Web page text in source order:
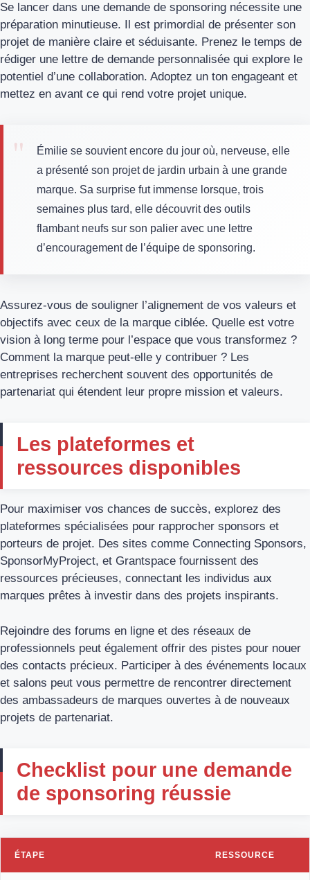
Se lancer dans une demande de sponsoring nécessite une
préparation minutieuse. Il est primordial de présenter son
projet de manière claire et séduisante. Prenez le temps de
rédiger une lettre de demande personnalisée qui explore le
potentiel d’une collaboration. Adoptez un ton engageant et
mettez en avant ce qui rend votre projet unique.
Émilie se souvient encore du jour où, nerveuse, elle
a présenté son projet de jardin urbain à une grande
marque. Sa surprise fut immense lorsque, trois
semaines plus tard, elle découvrit des outils
flambant neufs sur son palier avec une lettre
d’encouragement de l’équipe de sponsoring.
Assurez-vous de souligner l’alignement de vos valeurs et
objectifs avec ceux de la marque ciblée. Quelle est votre
vision à long terme pour l’espace que vous transformez ?
Comment la marque peut-elle y contribuer ? Les
entreprises recherchent souvent des opportunités de
partenariat qui étendent leur propre mission et valeurs.
Les plateformes et
ressources disponibles
Pour maximiser vos chances de succès, explorez des
plateformes spécialisées pour rapprocher sponsors et
porteurs de projet. Des sites comme Connecting Sponsors,
SponsorMyProject, et Grantspace fournissent des
ressources précieuses, connectant les individus aux
marques prêtes à investir dans des projets inspirants.
Rejoindre des forums en ligne et des réseaux de
professionnels peut également offrir des pistes pour nouer
des contacts précieux. Participer à des événements locaux
et salons peut vous permettre de rencontrer directement
des ambassadeurs de marques ouvertes à de nouveaux
projets de partenariat.
Checklist pour une demande
de sponsoring réussie
ÉTAPE RESSOURCE